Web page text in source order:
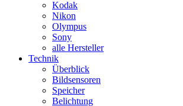
Kodak
Nikon
Olympus
Sony
alle Hersteller
Technik
Überblick
Bildsensoren
Speicher
Belichtung